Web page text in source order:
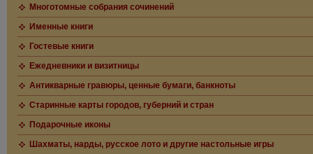
Многотомные собрания сочинений
Именные книги
Гостевые книги
Ежедневники и визитницы
Антикварные гравюры, ценные бумаги, банкноты
Старинные карты городов, губерний и стран
Подарочные иконы
Шахматы, нарды, русское лото и другие настольные игры